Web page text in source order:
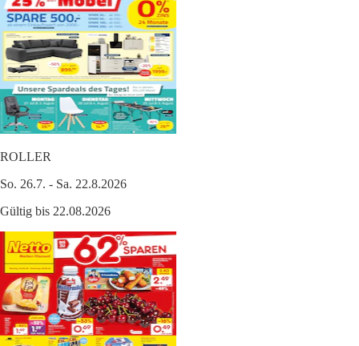
ROLLER
So. 26.7. - Sa. 22.8.2026
Gültig bis 22.08.2026